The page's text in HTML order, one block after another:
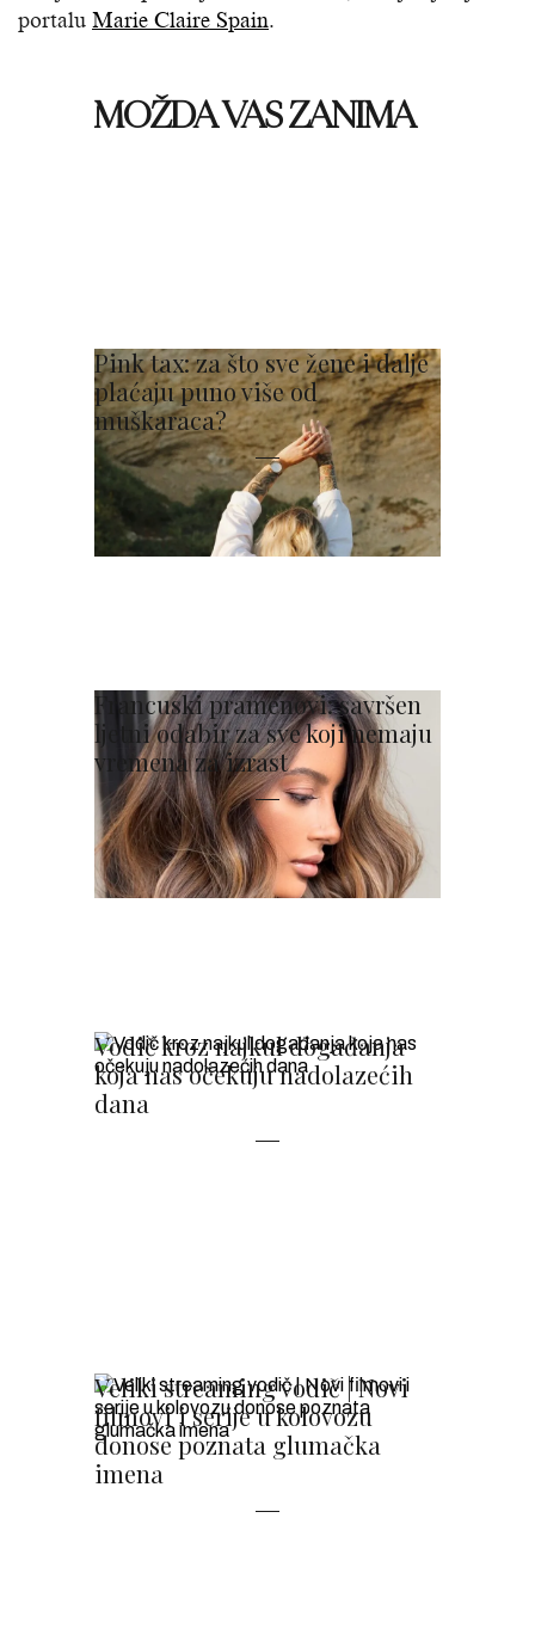
portalu Marie Claire Spain.
MOŽDA VAS ZANIMA
Pink tax: za što sve žene i dalje
plaćaju puno više od
muškaraca?
Francuski pramenovi: savršen
ljetni odabir za sve koji nemaju
vremena za izrast
Vodič kroz najkul događanja
koja nas očekuju nadolazećih
dana
Veliki streaming vodič | Novi
filmovi i serije u kolovozu
donose poznata glumačka
imena